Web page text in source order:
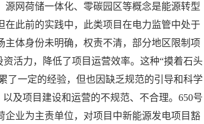
网荷储一体化、零碳园区等概念是能源转型
此前的实践中，此类项目在电力监管中处于
体身份未明确，权责不清，部分地区限制项
活力，降低了项目运营效率。这种“摸着石头
了一定的经验，但也因缺乏规范的引导和科学
及项目建设和运营的不规范、不合理。650号
业为主责单位，对项目中新能源发电项目豁